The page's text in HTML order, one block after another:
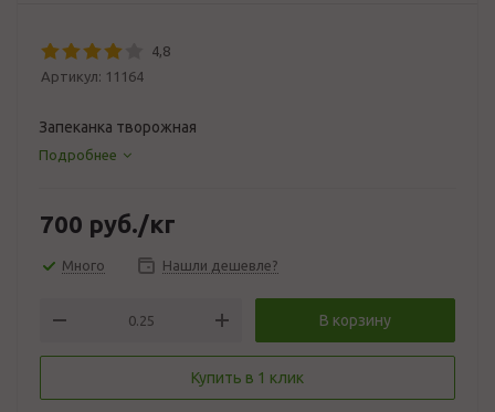
4,8
Артикул: 11164
Запеканка творожная
Подробнее
700 руб./кг
Много Нашли дешевле?
В корзину
Купить в 1 клик